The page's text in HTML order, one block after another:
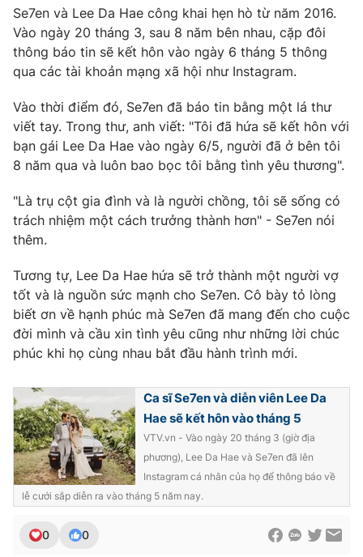
Học trực tuyến
Hitech Công nghệ tương lai
Sản phẩm
Tư vấn
Giao lưu trực tuyến
Lịch phát sóng
Chuyên mục khác
Emagazine Podcast
Photo Infographic
Video Shorts video
VTV Money VTV Thể thao
VTV Sức khoẻ Bất động sản
Thị trường 24h Tấm lòng Việt
VTV4 Vươn mình bằng AI
VTV9 VTV8
Se7en và Lee Da Hae công khai hẹn hò từ năm 2016.
Vào ngày 20 tháng 3, sau 8 năm bên nhau, cặp đôi
thông báo tin sẽ kết hôn vào ngày 6 tháng 5 thông
qua các tài khoản mạng xã hội như Instagram.
Vào thời điểm đó, Se7en đã báo tin bằng một lá thư
viết tay. Trong thư, anh viết: "Tôi đã hứa sẽ kết hôn với
bạn gái Lee Da Hae vào ngày 6/5, người đã ở bên tôi
8 năm qua và luôn bao bọc tôi bằng tình yêu thương".
"Là trụ cột gia đình và là người chồng, tôi sẽ sống có
trách nhiệm một cách trưởng thành hơn" - Se7en nói
thêm.
Tương tự, Lee Da Hae hứa sẽ trở thành một người vợ
tốt và là nguồn sức mạnh cho Se7en. Cô bày tỏ lòng
biết ơn về hạnh phúc mà Se7en đã mang đến cho cuộc
đời mình và cầu xin tình yêu cũng như những lời chúc
phúc khi họ cùng nhau bắt đầu hành trình mới.
Ca sĩ Se7en và diễn viên Lee Da
Hae sẽ kết hôn vào tháng 5
VTV.vn - Vào ngày 20 tháng 3 (giờ địa
phương), Lee Da Hae và Se7en đã lên
Instagram cá nhân của họ để thông báo về
lễ cưới sắp diễn ra vào tháng 5 năm nay.
0 0